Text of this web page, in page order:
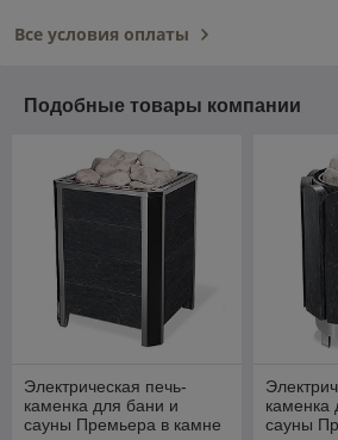
Все условия оплаты
Подобные товары компании
Электрическая печь-
каменка для бани и
сауны Премьера в камне
каменка
сауны